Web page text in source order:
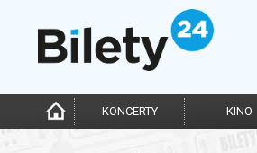
KONCERTY KINO